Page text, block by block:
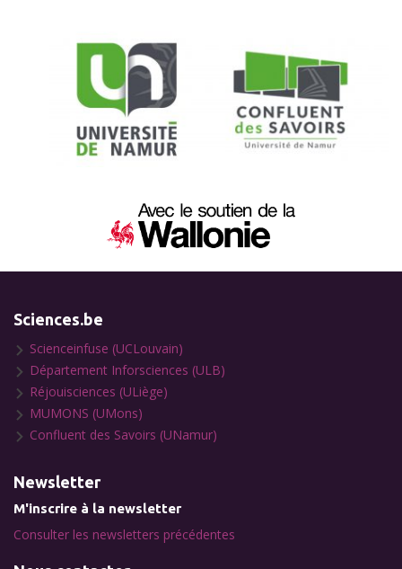
Sciences.be
Scienceinfuse (UCLouvain)
Département Inforsciences (ULB)
Réjouisciences (ULiège)
MUMONS (UMons)
Confluent des Savoirs (UNamur)
Newsletter
M'inscrire à la newsletter
Consulter les newsletters précédentes